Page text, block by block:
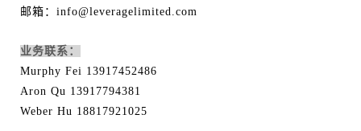
邮箱：info@leveragelimited.com
业务联系：
Murphy Fei 13917452486
Aron Qu 13917794381
Weber Hu 18817921025